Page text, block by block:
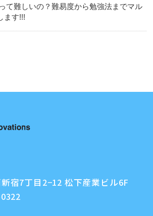
って難しいの？難易度から勉強法までマル
ます!!!
宿7丁目2−12 松下産業ビル6F